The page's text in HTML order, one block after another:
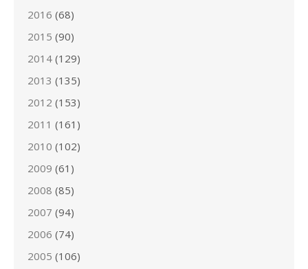
2016 (68)
2015 (90)
2014 (129)
2013 (135)
2012 (153)
2011 (161)
2010 (102)
2009 (61)
2008 (85)
2007 (94)
2006 (74)
2005 (106)